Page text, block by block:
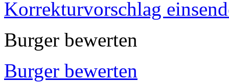
Korrekturvorschlag
Burger bewerten
Burger bewerten